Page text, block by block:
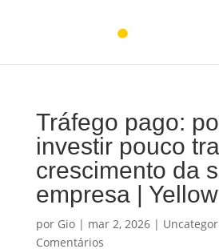
Tráfego pago:
investir pouco
crescimento da
empresa |
por Gio| mar 2, 2026|
Comentários